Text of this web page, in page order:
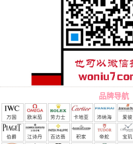
品牌导航
万国 欧米茄 劳力士 卡地亚 沛纳海 爱彼
伯爵 江诗丹 百达翡 积家 帝舵 宝玑